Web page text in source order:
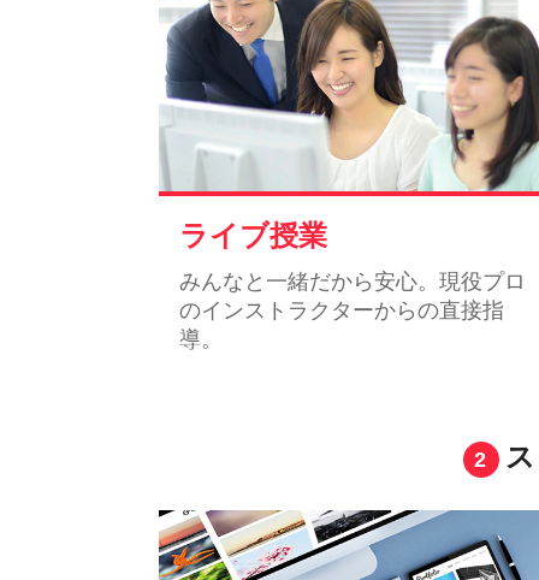
ライブ授業
みんなと一緒だから安心。現役プロ
のインストラクターからの直接指
導。